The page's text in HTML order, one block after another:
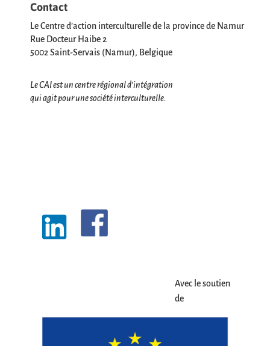
Contact
Le Centre d’action interculturelle de la province de Namur
Rue Docteur Haibe 2
5002 Saint-Servais (Namur), Belgique
Le CAI est un centre régional d’intégration
qui agit pour une société interculturelle.
Avec le soutien
de